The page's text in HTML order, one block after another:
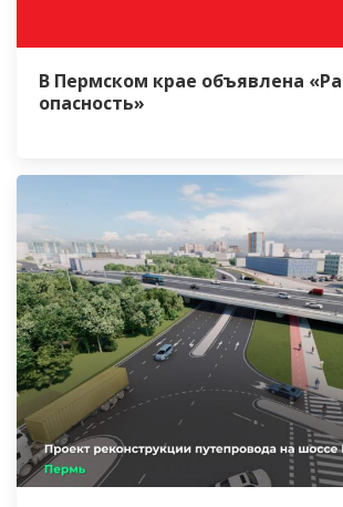
В Пермском крае объявлена
опасность»